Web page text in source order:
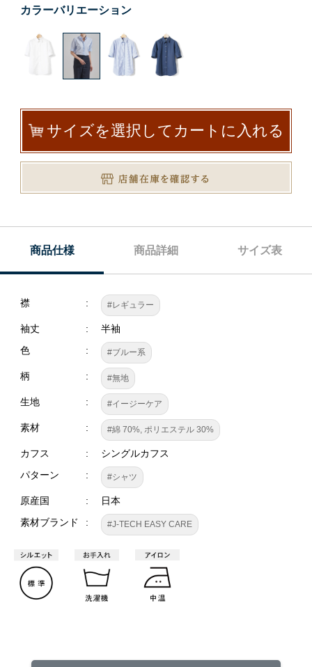
カラーバリエーション
サイズを選択してカートに入れる
商品仕様 商品詳細 サイズ表
襟 #レギュラー
袖丈
半袖
色
#ブルー系
柄 #無地
生地 #イージーケア
素材 #綿 70%, ポリエステル 30%
カフス
シングルカフス
パターン
#シャツ
原産国
日本
素材ブランド
#J-TECH EASY CARE